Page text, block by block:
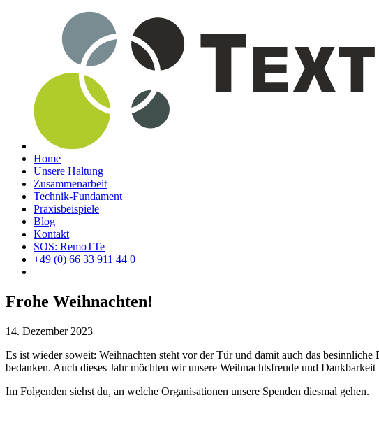
Home
Unsere Haltung
Zusammenarbeit
Technik-Fundament
Praxisbeispiele
Blog
Kontakt
SOS: RemoTTe
+49 (0) 66 33 911 44 0
Frohe Weihnachten!
14. Dezember 2023
Es ist wieder soweit: Weihnachten steht vor der Tür und damit auch das
bedanken. Auch dieses Jahr möchten wir unsere Weihnachtsfreude und
Im Folgenden siehst du, an welche Organisationen unsere Spenden diesmal gehen.